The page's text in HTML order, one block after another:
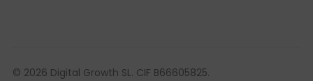
© 2026 Digital Growth SL. CIF B66605825.